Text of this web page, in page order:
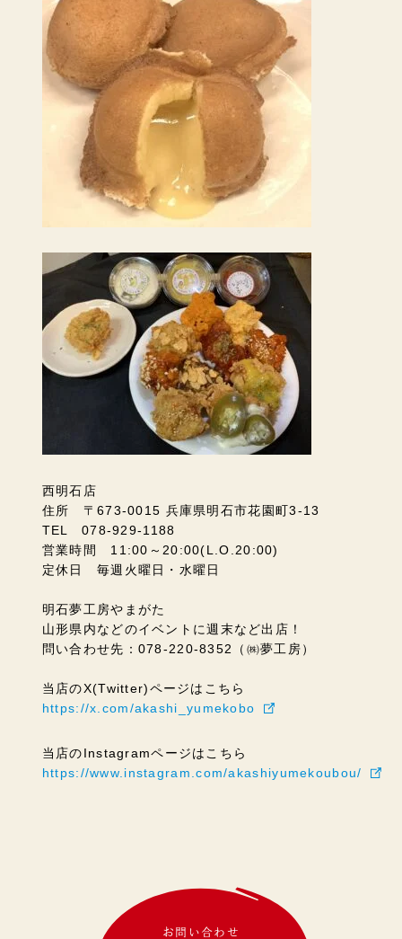
西明石店
住所 〒673-0015 兵庫県明石市花園町3-13
TEL 078-929-1188
営業時間 11:00～20:00(L.O.20:00)
定休日 毎週火曜日・水曜日
明石夢工房やまがた
山形県内などのイベントに週末など出店！
問い合わせ先：078-220-8352（㈱夢工房）
当店のX(Twitter)ページはこちら
https://x.com/akashi_yumekobo
当店のInstagramページはこちら
https://www.instagram.com/akashiyumekoubou/
お問い合わせ